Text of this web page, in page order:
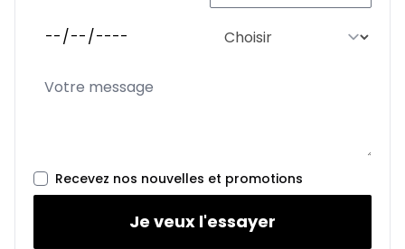
Recevez nos nouvelles et promotions
Je veux l'essayer